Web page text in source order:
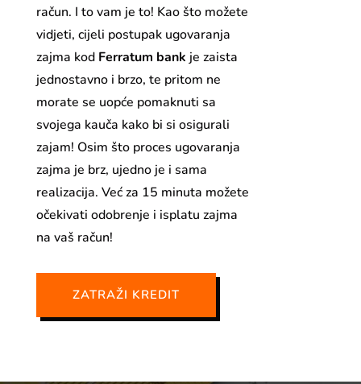
račun. I to vam je to! Kao što možete
vidjeti, cijeli postupak ugovaranja
zajma kod Ferratum bank je zaista
jednostavno i brzo, te pritom ne
morate se uopće pomaknuti sa
svojega kauča kako bi si osigurali
zajam! Osim što proces ugovaranja
zajma je brz, ujedno je i sama
realizacija. Već za 15 minuta možete
očekivati odobrenje i isplatu zajma
na vaš račun!
ZATRAŽI KREDIT